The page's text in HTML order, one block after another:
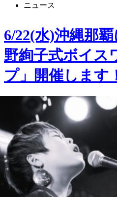
ニュース
6/22(水)沖縄那
野絢子式ボイス
プ」開催します
2022.05.25